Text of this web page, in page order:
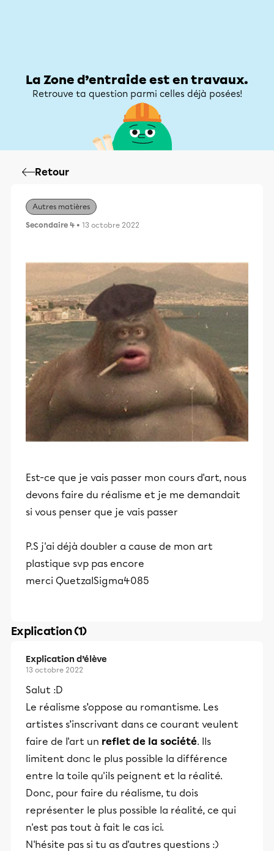
La Zone d’entraide est en travaux.
Retrouve ta question parmi celles déjà posées!
Retour
Autres matières
Secondaire 4 • 13 octobre 2022
Est-ce que je vais passer mon cours d'art, nous
devons faire du réalisme et je me demandait
si vous penser que je vais passer
P.S j'ai déjà doubler a cause de mon art
plastique svp pas encore
merci QuetzalSigma4085
Explication (1)
Explication d’élève
13 octobre 2022
Salut :D
Le réalisme s’oppose au romantisme. Les
artistes s’inscrivant dans ce courant veulent
faire de l'art un reflet de la société. Ils
limitent donc le plus possible la différence
entre la toile qu'ils peignent et la réalité.
Donc, pour faire du réalisme, tu dois
représenter le plus possible la réalité, ce qui
n'est pas tout à fait le cas ici.
N'hésite pas si tu as d'autres questions :)